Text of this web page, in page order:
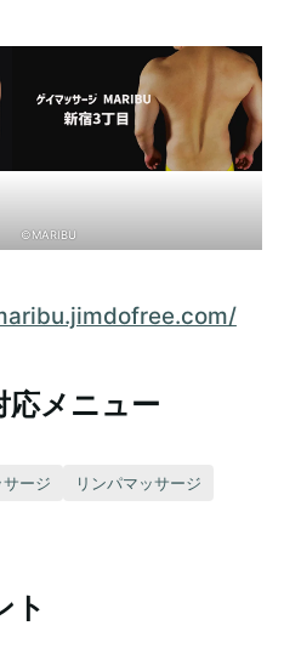
©MARIBU
応メニュー
ージ リンパマッサージ
ト